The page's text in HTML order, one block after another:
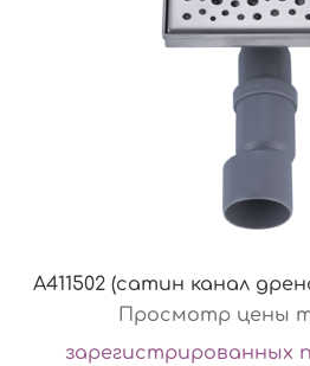
A411502 (сатин канал
Просмотр цены
зарегистрированных